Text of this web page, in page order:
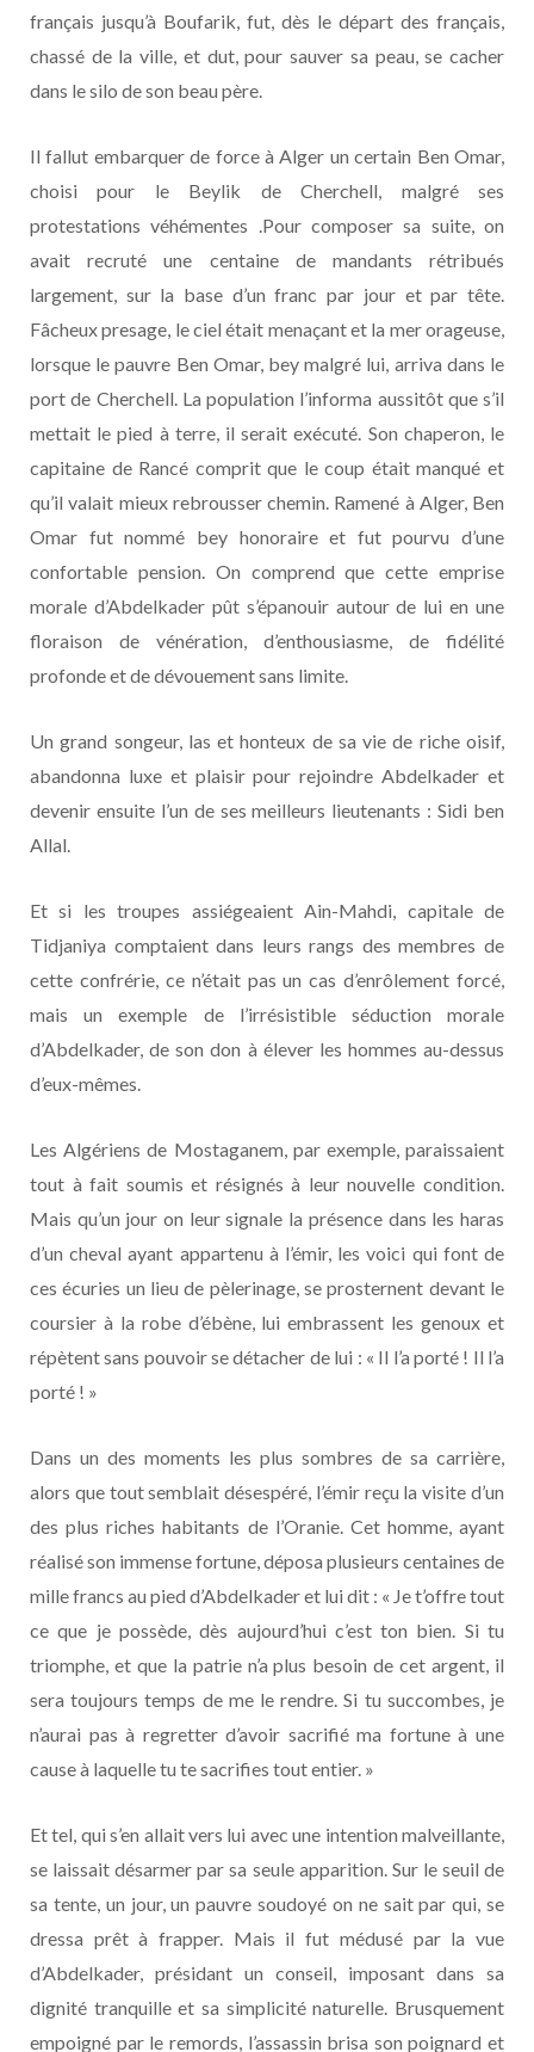
français jusqu’à Boufarik, fut, dès le départ des français,
chassé de la ville, et dut, pour sauver sa peau, se cacher
dans le silo de son beau père.
Il fallut embarquer de force à Alger un certain Ben Omar,
choisi pour le Beylik de Cherchell, malgré ses
protestations véhémentes .Pour composer sa suite, on
avait recruté une centaine de mandants rétribués
largement, sur la base d’un franc par jour et par tête.
Fâcheux presage, le ciel était menaçant et la mer orageuse,
lorsque le pauvre Ben Omar, bey malgré lui, arriva dans le
port de Cherchell. La population l’informa aussitôt que s’il
mettait le pied à terre, il serait exécuté. Son chaperon, le
capitaine de Rancé comprit que le coup était manqué et
qu’il valait mieux rebrousser chemin. Ramené à Alger, Ben
Omar fut nommé bey honoraire et fut pourvu d’une
confortable pension. On comprend que cette emprise
morale d’Abdelkader pût s’épanouir autour de lui en une
floraison de vénération, d’enthousiasme, de fidélité
profonde et de dévouement sans limite.
Un grand songeur, las et honteux de sa vie de riche oisif,
abandonna luxe et plaisir pour rejoindre Abdelkader et
devenir ensuite l’un de ses meilleurs lieutenants : Sidi ben
Allal.
Et si les troupes assiégeaient Ain-Mahdi, capitale de
Tidjaniya comptaient dans leurs rangs des membres de
cette confrérie, ce n’était pas un cas d’enrôlement forcé,
mais un exemple de l’irrésistible séduction morale
d’Abdelkader, de son don à élever les hommes au-dessus
d’eux-mêmes.
Les Algériens de Mostaganem, par exemple, paraissaient
tout à fait soumis et résignés à leur nouvelle condition.
Mais qu’un jour on leur signale la présence dans les haras
d’un cheval ayant appartenu à l’émir, les voici qui font de
ces écuries un lieu de pèlerinage, se prosternent devant le
coursier à la robe d’ébène, lui embrassent les genoux et
répètent sans pouvoir se détacher de lui : « Il l’a porté ! Il l’a
porté ! »
Dans un des moments les plus sombres de sa carrière,
alors que tout semblait désespéré, l’émir reçu la visite d’un
des plus riches habitants de l’Oranie. Cet homme, ayant
réalisé son immense fortune, déposa plusieurs centaines de
mille francs au pied d’Abdelkader et lui dit : « Je t’offre tout
ce que je possède, dès aujourd’hui c’est ton bien. Si tu
triomphe, et que la patrie n’a plus besoin de cet argent, il
sera toujours temps de me le rendre. Si tu succombes, je
n’aurai pas à regretter d’avoir sacrifié ma fortune à une
cause à laquelle tu te sacrifies tout entier. »
Et tel, qui s’en allait vers lui avec une intention malveillante,
se laissait désarmer par sa seule apparition. Sur le seuil de
sa tente, un jour, un pauvre soudoyé on ne sait par qui, se
dressa prêt à frapper. Mais il fut médusé par la vue
d’Abdelkader, présidant un conseil, imposant dans sa
dignité tranquille et sa simplicité naturelle. Brusquement
empoigné par le remords, l’assassin brisa son poignard et